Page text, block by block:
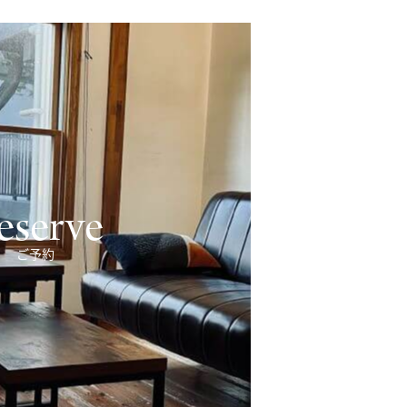
ご予約